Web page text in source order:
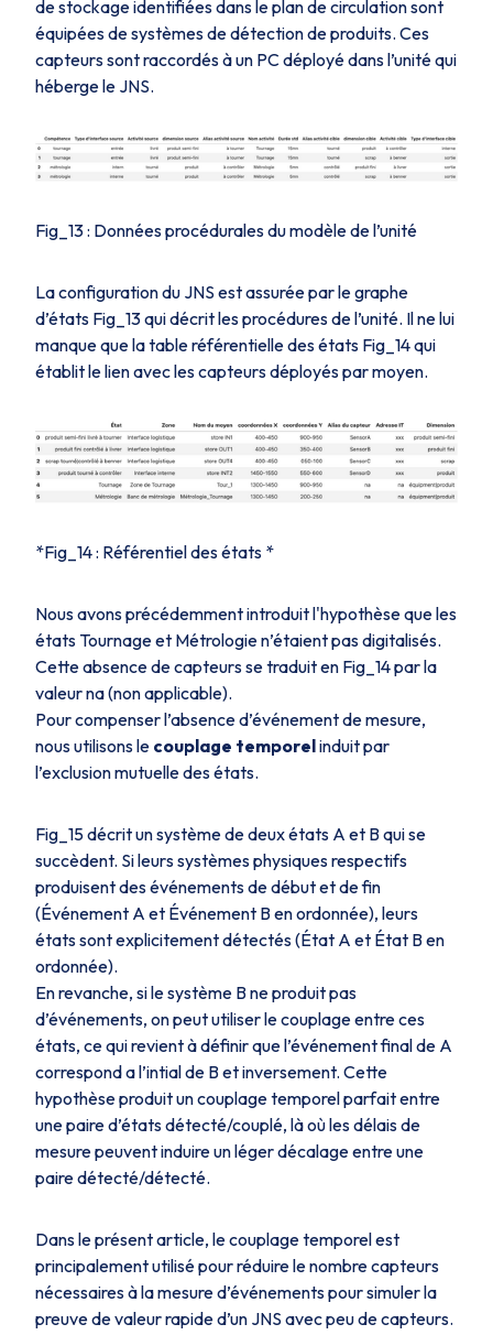
de stockage identifiées dans le plan de circulation sont
équipées de systèmes de détection de produits. Ces
capteurs sont raccordés à un PC déployé dans l’unité qui
héberge le JNS.
Fig_13 : Données procédurales du modèle de l’unité
La configuration du JNS est assurée par le graphe
d’états Fig_13qui décrit les procédures de l’unité. Il ne lui
manque que la table référentielle des états Fig_14qui
établit le lien avec les capteurs déployés par moyen.
*Fig_14 : Référentiel des états *
Nous avons précédemment introduit l'hypothèse que les
états Tournageet Métrologien’étaient pas digitalisés.
Cette absence de capteurs se traduit en Fig_14par la
valeurna (non applicable).
Pour compenser l’absence d’événement de mesure,
nous utilisons le couplage temporelinduit par
l’exclusion mutuelle des états.
Fig_15décrit un système de deux états A et B qui se
succèdent. Si leurs systèmes physiques respectifs
produisent des événements de début et de fin
(Événement A et Événement Ben ordonnée), leurs
états sont explicitement détectés (État A et État Ben
ordonnée).
En revanche, si le système B ne produit pas
d’événements, on peut utiliser le couplage entre ces
états, ce qui revient à définir que l’événement final de A
correspond a l’intial de B et inversement. Cette
hypothèse produit un couplage temporel parfait entre
une paire d’états détecté/couplé, là où les délais de
mesure peuvent induire un léger décalage entre une
paire détecté/détecté.
Dans le présent article, le couplage temporel est
principalement utilisé pour réduire le nombre capteurs
nécessaires à la mesure d’événements pour simuler la
preuve de valeur rapide d’un JNS avec peu de capteurs.